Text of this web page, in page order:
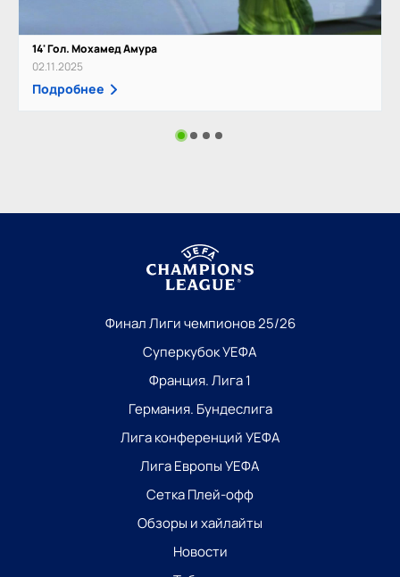
14' Гол. Мохамед Амура
02.11.2025
Подробнее
Финал Лиги чемпионов 25/26
Суперкубок УЕФА
Франция. Лига 1
Германия. Бундеслига
Лига конференций УЕФА
Лига Европы УЕФА
Сетка Плей-офф
Обзоры и хайлайты
Новости